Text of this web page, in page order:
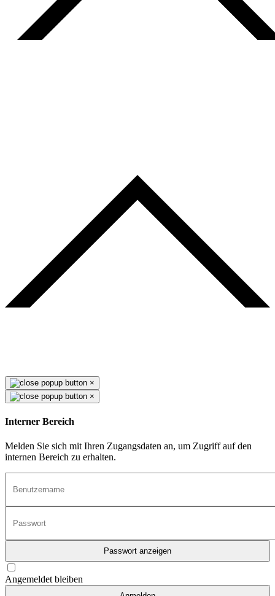
×
×
Interner Bereich
Melden Sie sich mit Ihren Zugangsdaten an, um Zugriff auf den
internen Bereich zu erhalten.
Passwort anzeigen
Angemeldet bleiben